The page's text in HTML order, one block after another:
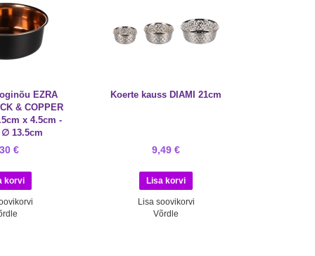
EZRA
& COPPER
x 4.5cm -
13.5cm
€
Koerte kauss DIAMI 21cm
9,49 €
Lisa soovikorvi
Võrdle